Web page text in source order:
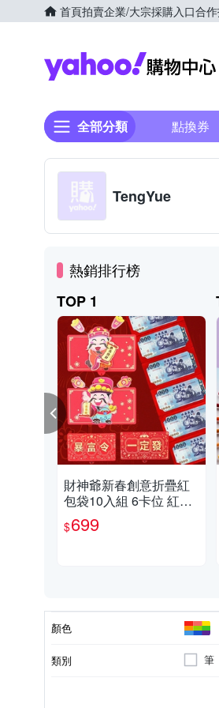
首頁拍賣企業/大宗採購入口合
全部分類 點換券
TengYue
熱銷排行榜
TOP 1
財神爺新春創意折疊紅
包袋10入組 6卡位 紅包
袋 過年 新年 蛇年 創意
紅包
$699
顏色
類別 筆